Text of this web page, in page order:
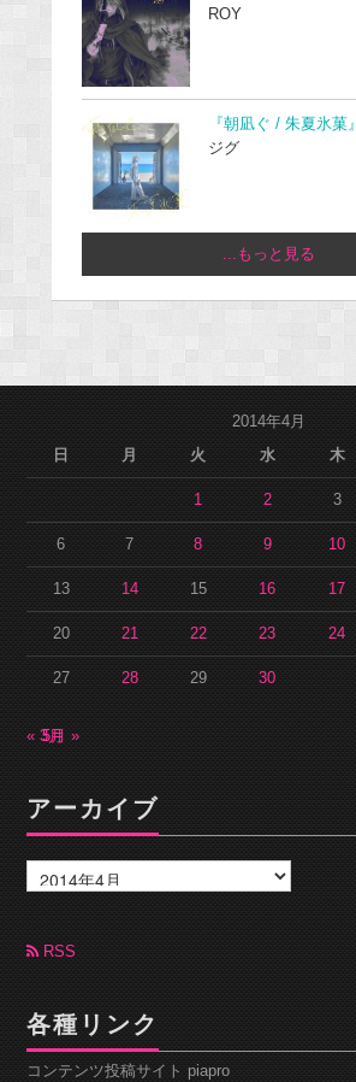
ROY
『朝凪ぐ / 朱夏氷菓』
ジグ
...もっと見る
2014年4月
日
月 火 水 木
1 2 3
6 7 8 9 10
13 14 15 16 17
20 21 22 23 24
27 28 29 30
« 3月5月 »
アーカイブ
ー
カ
ブ RSS
各種リンク
コンテンツ投稿サイト piapro